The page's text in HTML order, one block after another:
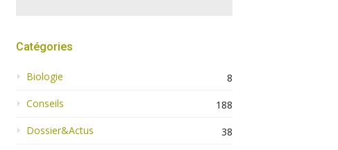
Catégories
Biologie
8
Conseils
188
Dossier&Actus
38